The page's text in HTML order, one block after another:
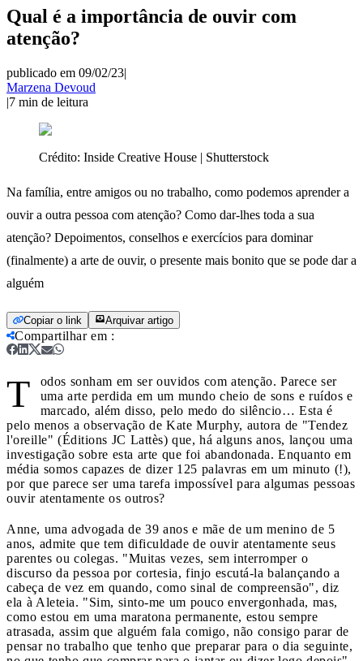
Qual é a importância de ouvir com
atenção?
publicado em 09/02/23|
Marzena Devoud
|7 min de leitura
Crédito: Inside Creative House | Shutterstock
Na família, entre amigos ou no trabalho, como podemos aprender a
ouvir a outra pessoa com atenção? Como dar-lhes toda a sua
atenção? Depoimentos, conselhos e exercícios para dominar
(finalmente) a arte de ouvir, o presente mais bonito que se pode dar a
alguém
Copiar o link Arquivar artigo
Compartilhar em :
T
odos sonham em ser ouvidos com atenção. Parece ser
uma arte perdida em um mundo cheio de sons e ruídos e
marcado, além disso, pelo medo do silêncio… Esta é
pelo menos a observação de Kate Murphy, autora de "Tendez
l'oreille" (Éditions JC Lattès) que, há alguns anos, lançou uma
investigação sobre esta arte que foi abandonada. Enquanto em
média somos capazes de dizer 125 palavras em um minuto (!),
por que parece ser uma tarefa impossível para algumas pessoas
ouvir atentamente os outros?
Anne, uma advogada de 39 anos e mãe de um menino de 5
anos, admite que tem dificuldade de ouvir atentamente seus
parentes ou colegas. "Muitas vezes, sem interromper o
discurso da pessoa por cortesia, finjo escutá-la balançando a
cabeça de vez em quando, como sinal de compreensão", diz
ela à Aleteia. "Sim, sinto-me um pouco envergonhada, mas,
como estou em uma maratona permanente, estou sempre
atrasada, assim que alguém fala comigo, não consigo parar de
pensar no trabalho que tenho que preparar para o dia seguinte,